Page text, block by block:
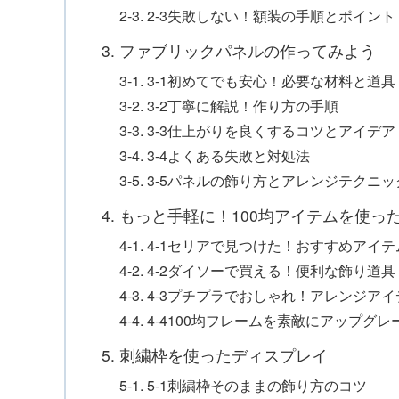
2-3. 2-3失敗しない！額装の手順とポイント
3. ファブリックパネルの作ってみよう
3-1. 3-1初めてでも安心！必要な材料と道具
3-2. 3-2丁寧に解説！作り方の手順
3-3. 3-3仕上がりを良くするコツとアイデア
3-4. 3-4よくある失敗と対処法
3-5. 3-5パネルの飾り方とアレンジテクニッ
4. もっと手軽に！100均アイテムを使っ
4-1. 4-1セリアで見つけた！おすすめアイテ
4-2. 4-2ダイソーで買える！便利な飾り道具
4-3. 4-3プチプラでおしゃれ！アレンジアイ
4-4. 4-4100均フレームを素敵にアップグレ
5. 刺繍枠を使ったディスプレイ
5-1. 5-1刺繍枠そのままの飾り方のコツ